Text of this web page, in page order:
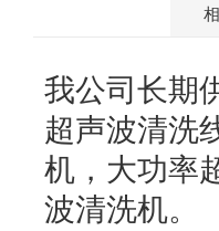
我公司长期
超声波清洗
机，大功率
波清洗机。